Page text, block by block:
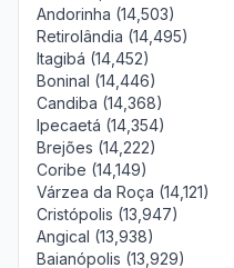
Andorinha (14,503)
Retirolândia (14,495)
Itagibá (14,452)
Boninal (14,446)
Candiba (14,368)
Ipecaetá (14,354)
Brejões (14,222)
Coribe (14,149)
Várzea da Roça (14,121)
Cristópolis (13,947)
Angical (13,938)
Baianópolis (13,929)